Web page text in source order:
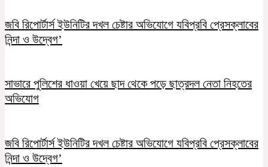
জবি রিপোর্টার্স ইউনিটির দখল চেষ্টার অভিযোগে যবিপ্রবি প্রেসক্লাবের
নিন্দা ও উদ্বেগ’
সাভারে পুলিশের ধাওয়া খেয়ে ছাদ থেকে পড়ে ছাত্রদল নেতা নিহতের
অভিযোগ
জবি রিপোর্টার্স ইউনিটির দখল চেষ্টার অভিযোগে যবিপ্রবি প্রেসক্লাবের
নিন্দা ও উদ্বেগ’